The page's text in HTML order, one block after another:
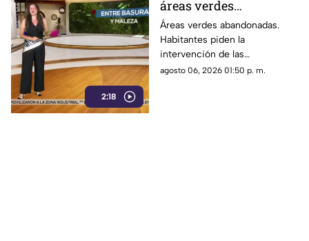
2:18
áreas verdes
abandonadas y llenas
de basura
Áreas verdes abandonadas.
Habitantes piden la
intervención de las
autoridades para limpiar y
agosto 06, 2026 01:50 p. m.